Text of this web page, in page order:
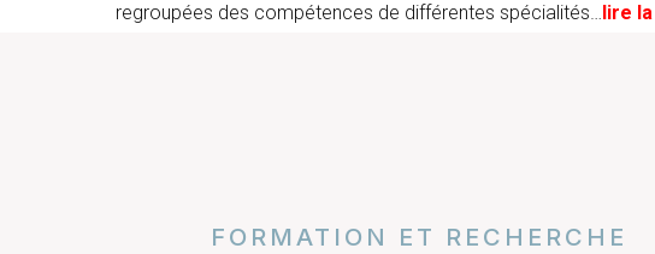
regroupées des compétences de différentes spécialités… lire
FORMATION ET RECHERCHE